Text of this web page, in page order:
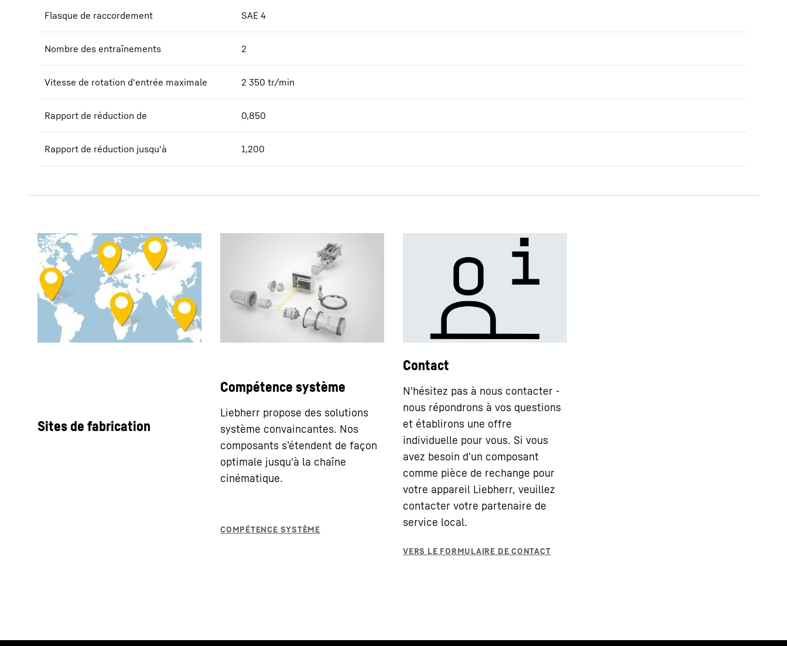
Flasque de raccordement SAE 4
Nombre des entraînements 2
Vitesse de rotation d'entrée maximale 2 350 tr/min
Rapport de réduction de 0,850
Rapport de réduction jusqu'à 1,200
Sites de fabrication
Compétence système
Liebherr propose des solutions
système convaincantes. Nos
composants s’étendent de façon
optimale jusqu'à la chaîne
cinématique.
Contact
N'hésitez pas à nous contacter -
nous répondrons à vos questions
et établirons une offre
individuelle pour vous. Si vous
avez besoin d'un composant
comme pièce de rechange pour
votre appareil Liebherr, veuillez
contacter votre partenaire de
service local.